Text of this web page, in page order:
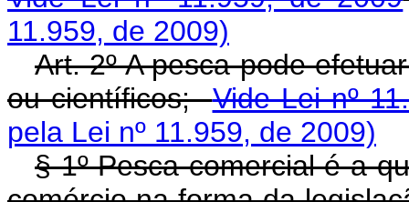
11.959, de 2009)
Art. 2º A pesca pode
ou científicos;Vide Lei nº
pela Lei nº 11.959, de 2009)
§ 1º Pesca comercial é a